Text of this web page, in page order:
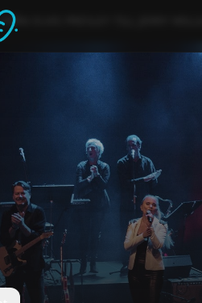
FRÅN ELVIS PRESLEY TILL JERRY